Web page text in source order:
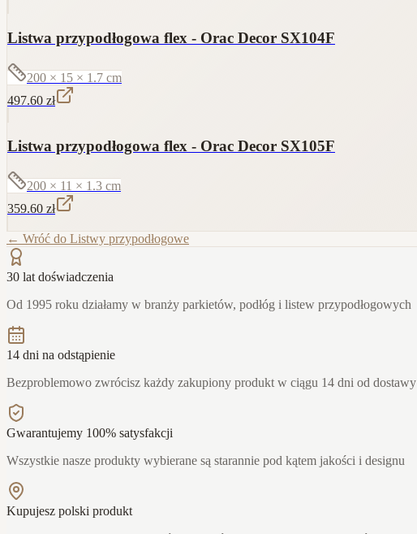
Listwa przypodłogowa flex - Orac Decor SX104F
200 × 15 × 1.7 cm
497.60 zł
Listwa przypodłogowa flex - Orac Decor SX105F
200 × 11 × 1.3 cm
359.60 zł
← Wróć do Listwy przypodłogowe
30 lat doświadczenia
Od 1995 roku działamy w branży parkietów, podłóg i listew przypodłogowych
14 dni na odstąpienie
Bezproblemowo zwrócisz każdy zakupiony produkt w ciągu 14 dni od dostawy
Gwarantujemy 100% satysfakcji
Wszystkie nasze produkty wybierane są starannie pod kątem jakości i designu
Kupujesz polski produkt